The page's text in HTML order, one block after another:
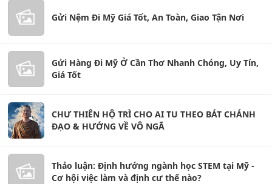
Gửi Nệm Đi Mỹ Giá Tốt, An Toàn, Giao Tận Nơi
Gửi Hàng Đi Mỹ Ở Cần Thơ Nhanh Chóng, Uy Tín,
Giá Tốt
CHƯ THIÊN HỘ TRÌ CHO AI TU THEO BÁT CHÁNH
ĐẠO & HƯỚNG VỀ VÔ NGÃ
Thảo luận: Định hướng ngành học STEM tại Mỹ -
Cơ hội việc làm và định cư thế nào?